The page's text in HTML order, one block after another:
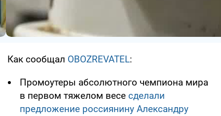
Как сообщал OBOZREVATEL:
Промоутеры абсолютного чемпиона мира
в первом тяжелом весе сделали
предложение россиянину Александру